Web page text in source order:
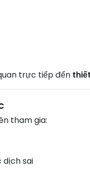
trực tiếp đến
tham gia:
dịch sai